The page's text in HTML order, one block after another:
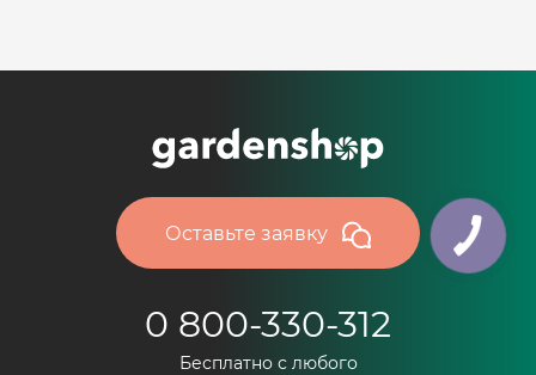
Оставьте заявку
0 800-330-312
Бесплатно с любого